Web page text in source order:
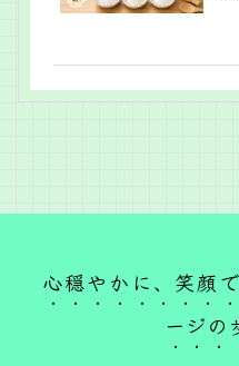
心穏やかに、笑顔
ージの